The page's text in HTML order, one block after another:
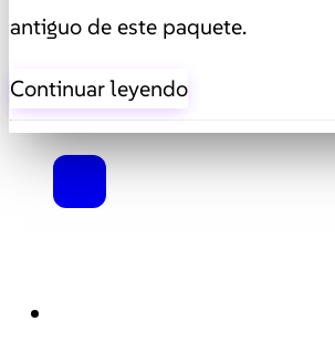
antiguo de este paquete.
Continuar leyendo